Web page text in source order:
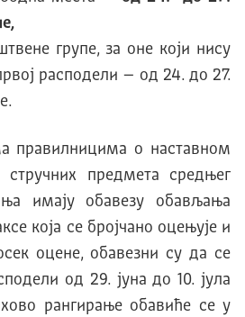
,
групе, за оне који нису
расподели – од 24. до 27.
правилницима о наставном
предмета средњег
имају обавезу обављања
која се бројчано оцењује и
оцене, обавезни су да се
од 29. јуна до 10. јула
рангирање обавиће се у